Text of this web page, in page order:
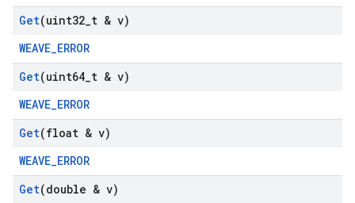
Get(uint32 t & v)
WEAVE_ERROR
Get(uint64 t & v)
WEAVE_ERROR
Get(float & v)
WEAVE_ERROR
Get(double & v)